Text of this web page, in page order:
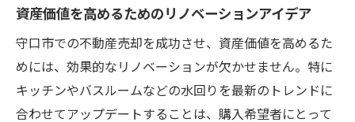
資産価値を高めるためのリノベーションアイデア
守口市での不動産売却を成功させ、資産価値を高めるた
めには、効果的なリノベーションが欠かせません。特に
キッチンやバスルームなどの水回りを最新のトレンドに
合わせてアップデートすることは、購入希望者にとって